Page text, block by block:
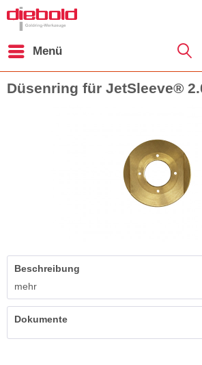
Menü
Düsenring für JetSleeve®
Beschreibung
mehr
Dokumente